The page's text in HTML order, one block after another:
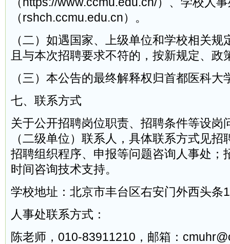
（rshch.ccmu.edu.cn）。
（二）如遇国家、上级单位和学校相关
且与本次招聘要求不符的，按新规定、政
（三）本公告的最终解释权归首都医科大
七、联系方式
关于公开招聘岗位职责、招聘条件等设岗
（二级单位）联系人，具体联系方式见
招聘组织程序、申报等问题咨询人事处；
时间咨询技术支持。
学校地址：北京市丰台区右安门外西头条
人事处联系方式：
陈老师，010-83911210，邮箱：